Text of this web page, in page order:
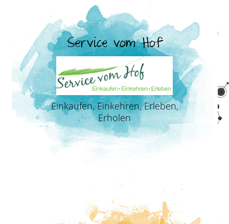
Service vom Hof
Einkaufen, Einkehren, Erleben,
Erholen